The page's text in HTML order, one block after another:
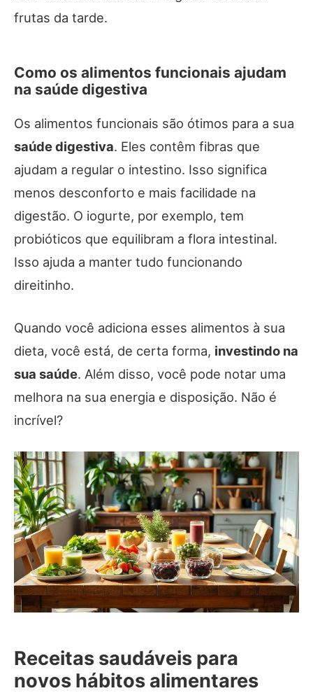
frutas da tarde.
Como os alimentos funcionais ajudam
na saúde digestiva
Os alimentos funcionais são ótimos para a sua
saúde digestiva. Eles contêm fibras que
ajudam a regular o intestino. Isso significa
menos desconforto e mais facilidade na
digestão. O iogurte, por exemplo, tem
probióticos que equilibram a flora intestinal.
Isso ajuda a manter tudo funcionando
direitinho.
Quando você adiciona esses alimentos à sua
dieta, você está, de certa forma, investindo na
sua saúde. Além disso, você pode notar uma
melhora na sua energia e disposição. Não é
incrível?
Receitas saudáveis para
novos hábitos alimentares